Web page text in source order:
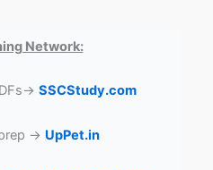
Network:
SSCStudy.com
→ UpPet.in